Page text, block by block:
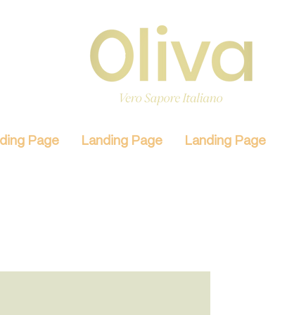
Page Landing Page Landing Page